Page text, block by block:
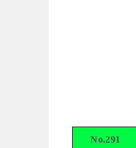
No.291